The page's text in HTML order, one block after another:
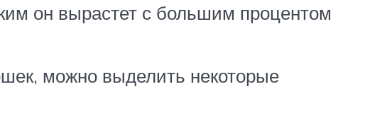
он вырастет с большим процентом
можно выделить некоторые